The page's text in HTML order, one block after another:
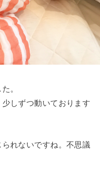
。
しずつ動いております
れないですね。不思議